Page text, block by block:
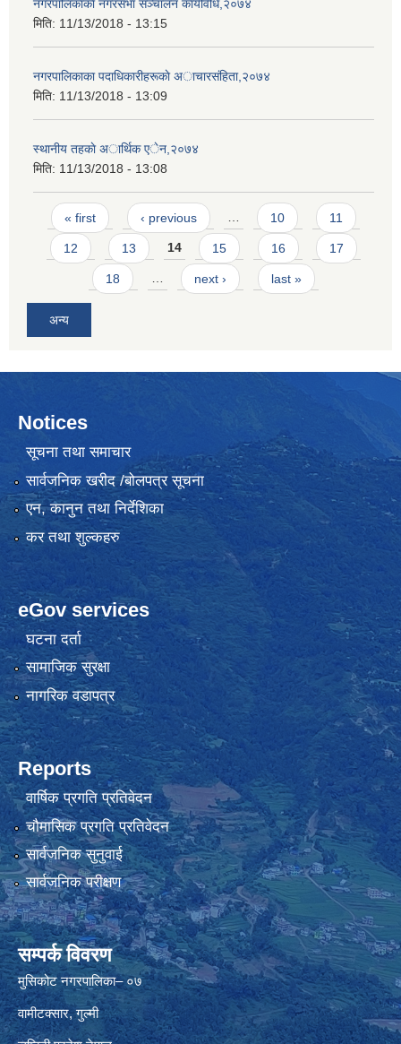
नगरपालिकाकाे नगरसभा सञ्चालन कार्यविधि,२०७४
मिति: 11/13/2018 - 13:15
नगरपालिकाका पदाधिकारीहरूकाे अाचारसंहिता,२०७४
मिति: 11/13/2018 - 13:09
स्थानीय तहकाे अार्थिक एेन,२०७४
मिति: 11/13/2018 - 13:08
Pages
« first ‹ previous … 10 11
12 13 14 15 16 17
18 … next › last »
अन्य
Notices
सूचना तथा समाचार
सार्वजनिक खरीद /बोलपत्र सूचना
एन, कानुन तथा निर्देशिका
कर तथा शुल्कहरु
eGov services
घटना दर्ता
सामाजिक सुरक्षा
नागरिक वडापत्र
Reports
वार्षिक प्रगति प्रतिवेदन
चौमासिक प्रगति प्रतिवेदन
सार्वजनिक सुनुवाई
सार्वजनिक परीक्षण
सम्पर्क विवरण
मुसिकोट नगरपालिका– ०७
वामीटक्सार, गुल्मी